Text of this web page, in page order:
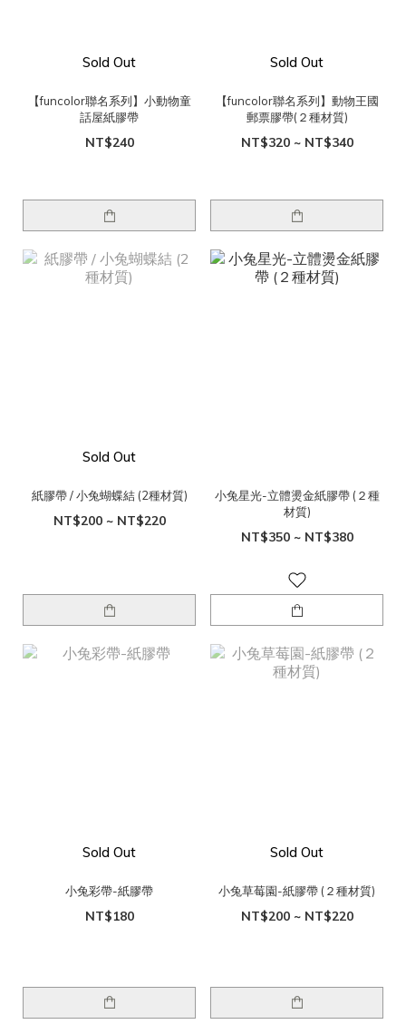
Sold Out
【funcolor聯名系列】小動物童
話屋紙膠帶
NT$240
Sold Out
【funcolor聯名系列】動物王國
郵票膠帶(２種材質)
NT$320 ~ NT$340
Sold Out
紙膠帶 / 小兔蝴蝶結 (2種材質)
NT$200 ~ NT$220
小兔星光-立體燙金紙膠帶 (２種
材質)
NT$350 ~ NT$380
Sold Out
小兔彩帶-紙膠帶
NT$180
Sold Out
小兔草莓園-紙膠帶 (２種材質)
NT$200 ~ NT$220